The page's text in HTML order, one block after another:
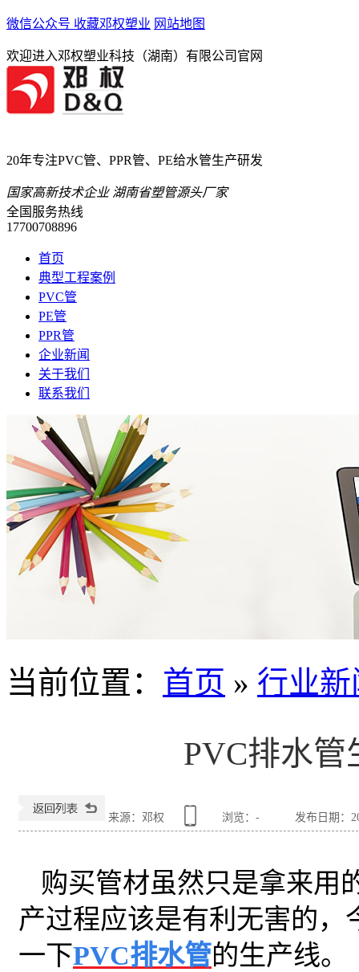
微信公众号 收藏邓权塑业 网站地图
欢迎进入邓权塑业科技（湖南）有限公司官网
20年专注PVC管、PPR管、PE给水管生产研发
国家高新技术企业 湖南省塑管源头厂家
全国服务热线
17700708896
首页
典型工程案例
PVC管
PE管
PPR管
企业新闻
关于我们
联系我们
当前位置 ： 首页 » 行业新
PVC排水管
来源：邓权 浏览： - 发布日期：
购买管材虽然只是拿来用
产过程应该是有利无害的
一下PVC排水管的生产线。